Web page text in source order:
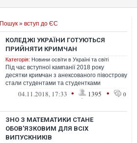
Пошук » вступ до ЄС
КОЛЕДЖІ УКРАЇНИ ГОТУЮТЬСЯ
ПРИЙНЯТИ КРИМЧАН
Категорія: Новини освіти в Україні та світі
Під час вступної кампанії 2018 року
десятки кримчан з анексованого півострову
стали студентами та студентками
українських коледжів.
04.11.2018, 17:33 • 1395 • 0
ЗНО З МАТЕМАТИКИ СТАНЕ
ОБОВ'ЯЗКОВИМ ДЛЯ ВСІХ
ВИПУСКНИКІВ